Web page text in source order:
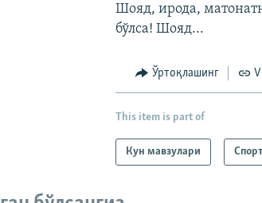
Шояд, ирода,
бўлса! Шояд...
Ўртоқлашинг
This item is part of
Кун мавзулари Спорт